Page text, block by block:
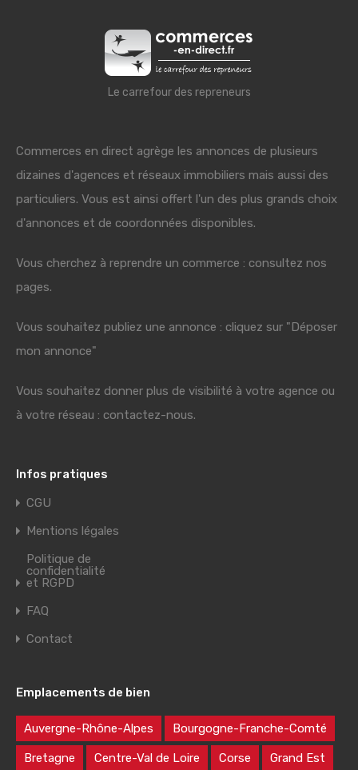
Le carrefour des repreneurs
Commerces en direct agrège les annonces de plusieurs
dizaines d'agences et réseaux immobiliers mais aussi des
particuliers. Vous est ainsi offert l'un des plus grands choix
d'annonces et de coordonnées disponibles.
Vous cherchez à reprendre un commerce : consultez nos
pages.
Vous souhaitez publiez une annonce : cliquez sur "Déposer
mon annonce"
Vous souhaitez donner plus de visibilité à votre agence ou
à votre réseau : contactez-nous.
Infos pratiques
CGU
Mentions légales
Politique de
confidentialité
et RGPD
FAQ
Contact
Emplacements de bien
Auvergne-Rhône-Alpes Bourgogne-Franche-Comté
Bretagne Centre-Val de Loire Corse Grand Est